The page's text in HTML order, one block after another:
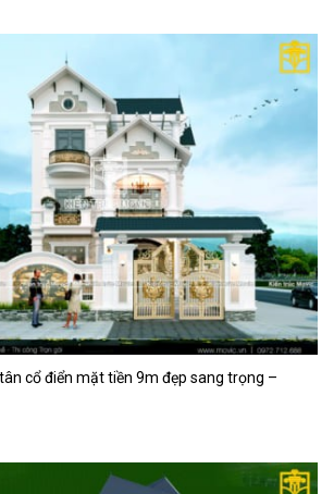
cổ điển mặt tiền 9m đẹp sang trọng –